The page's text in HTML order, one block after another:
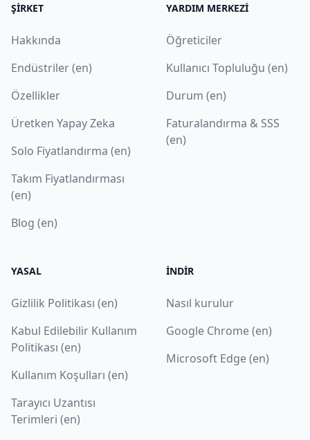
ŞIRKET
Hakkında
Endüstriler (en)
Özellikler
Üretken Yapay Zeka
Solo Fiyatlandırma (en)
Takım Fiyatlandırması
(en)
Blog (en)
YARDIM MERKEZI
Öğreticiler
Kullanıcı Topluluğu (en)
Durum (en)
Faturalandırma & SSS
(en)
YASAL
Gizlilik Politikası (en)
Kabul Edilebilir Kullanım
Politikası (en)
Kullanım Koşulları (en)
Tarayıcı Uzantısı
Terimleri (en)
İNDIR
Nasıl kurulur
Google Chrome (en)
Microsoft Edge (en)